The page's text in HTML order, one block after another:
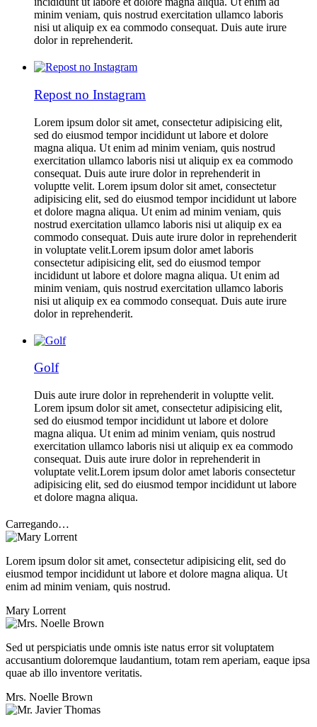
minim veniam, quis nostrud exercitation ullamco laboris
nisi ut aliquip ex ea commodo consequat. Duis aute irure
dolor in reprehenderit.
Repost no Instagram
Lorem ipsum dolor sit amet, consectetur adipisicing elit,
sed do eiusmod tempor incididunt ut labore et dolore
magna aliqua. Ut enim ad minim veniam, quis nostrud
exercitation ullamco laboris nisi ut aliquip ex ea commodo
consequat. Duis aute irure dolor in reprehenderit in
voluptte velit. Lorem ipsum dolor sit amet, consectetur
adipisicing elit, sed do eiusmod tempor incididunt ut labore
et dolore magna aliqua. Ut enim ad minim veniam, quis
nostrud exercitation ullamco laboris nisi ut aliquip ex ea
commodo consequat. Duis aute irure dolor in reprehenderit
in voluptate velit.Lorem ipsum dolor amet laboris
consectetur adipisicing elit, sed do eiusmod tempor
incididunt ut labore et dolore magna aliqua. Ut enim ad
minim veniam, quis nostrud exercitation ullamco laboris
nisi ut aliquip ex ea commodo consequat. Duis aute irure
dolor in reprehenderit.
Golf
Duis aute irure dolor in reprehenderit in voluptte velit.
Lorem ipsum dolor sit amet, consectetur adipisicing elit,
sed do eiusmod tempor incididunt ut labore et dolore
magna aliqua. Ut enim ad minim veniam, quis nostrud
exercitation ullamco laboris nisi ut aliquip ex ea commodo
consequat. Duis aute irure dolor in reprehenderit in
voluptate velit.Lorem ipsum dolor amet laboris consectetur
adipisicing elit, sed do eiusmod tempor incididunt ut labore
et dolore magna aliqua.
Carregando…
Lorem ipsum dolor sit amet, consectetur adipisicing elit, sed do
eiusmod tempor incididunt ut labore et dolore magna aliqua. Ut
enim ad minim veniam, quis nostrud.
Mary Lorrent
Sed ut perspiciatis unde omnis iste natus error sit voluptatem
accusantium doloremque laudantium, totam rem aperiam, eaque ipsa
quae ab illo inventore veritatis.
Mrs. Noelle Brown